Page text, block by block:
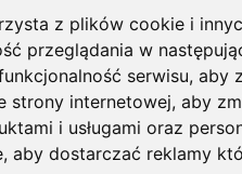
z plików cookie i
przeglądania w
serwisu, aby
strony internetowej, aby
i usługami oraz
, aby dostarczać reklamy
Nagraniowe? 7
2025 0